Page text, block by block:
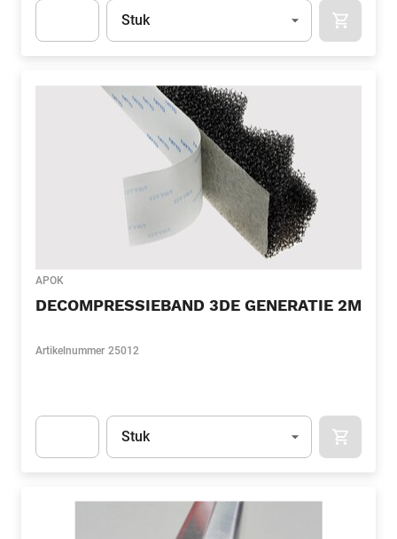
Eenheid
Stuk
APOK
DECOMPRESSIEBAND 3DE GENERATIE 2M
Artikelnummer 25012
Eenheid
Stuk